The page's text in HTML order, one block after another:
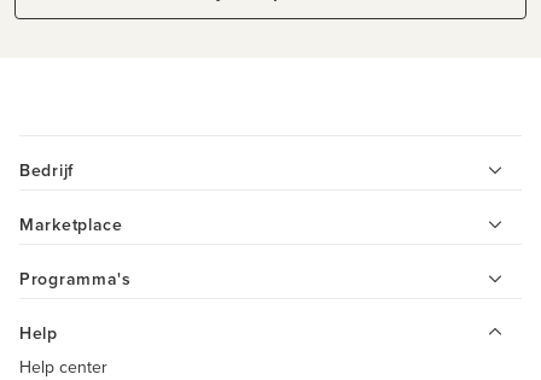
Bedrijf
Marketplace
Programma's
Help
Help center